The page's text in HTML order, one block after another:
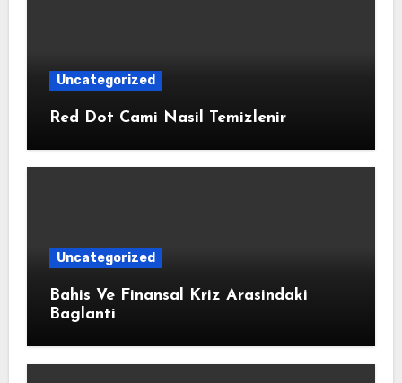
Uncategorized
Red Dot Cami Nasil Temizlenir
Uncategorized
Bahis Ve Finansal Kriz Arasindaki
Baglanti